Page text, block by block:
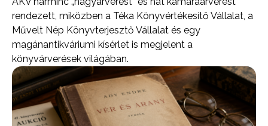
rendezett, miközben a Téka Könyvértékesítő Vállalat, a
Művelt Nép Könyvterjesztő Vállalat és egy
magánantikváriumi kísérlet is megjelent a
könyvárverések világában.